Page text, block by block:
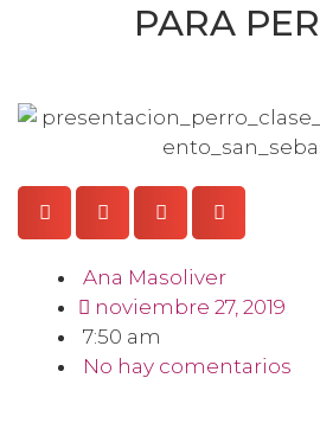
PARA
Ana Masoliver
noviembre 27, 2019
7:50 am
No hay comentarios